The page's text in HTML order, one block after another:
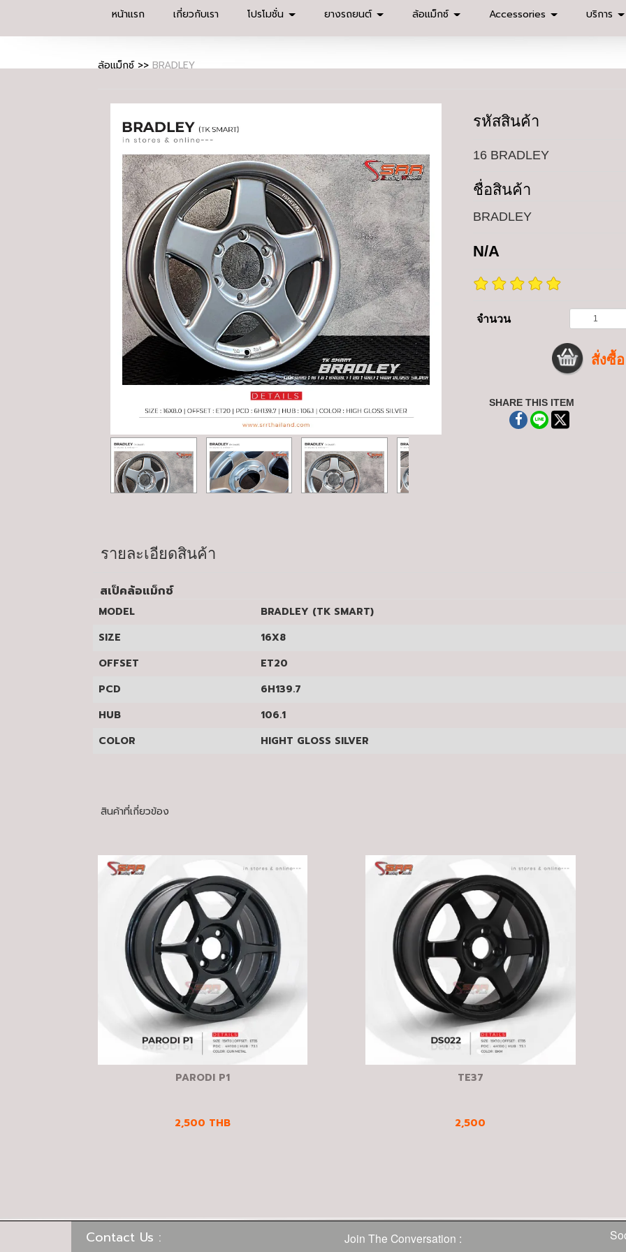
หน้าแรก เกี่ยวกับเรา โปรโมชั่น ยางรถยนต์ ล้อแม็กซ์ Accessories บริการ
ล้อแม็กซ์>>BRADLEY
รหัสสินค้า
16 BRADLEY
ชื่อสินค้า
BRADLEY
N/A
จำนวน
สั่งซื้อ
SHARE THIS ITEM
รายละเอียดสินค้า
สเป็คล้อแม็กซ์
MODEL
BRADLEY (TK SMART)
SIZE
16X8
OFFSET
ET20
PCD
6H139.7
HUB
106.1
COLOR
HIGHT GLOSS SILVER
สินค้าที่เกี่ยวข้อง
PARODI P1
2,500 THB
TE37
2,500
Contact Us : Join The Conversation :